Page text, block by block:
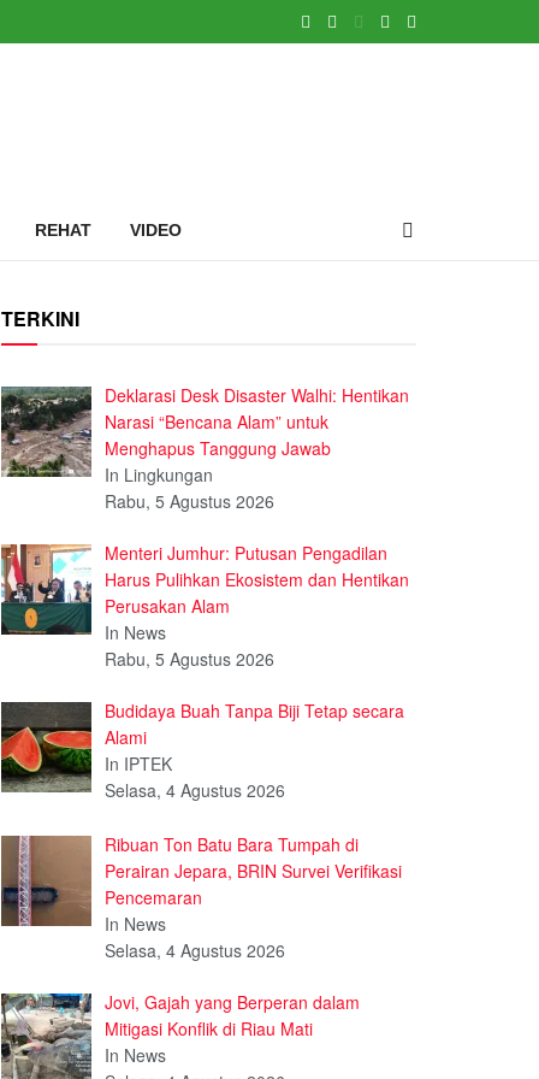
REHAT VIDEO
TERKINI
Deklarasi Desk Disaster Walhi: Hentikan
Narasi “Bencana Alam” untuk
Menghapus Tanggung Jawab
In Lingkungan
Rabu, 5 Agustus 2026
Menteri Jumhur: Putusan Pengadilan
Harus Pulihkan Ekosistem dan Hentikan
Perusakan Alam
In News
Rabu, 5 Agustus 2026
Budidaya Buah Tanpa Biji Tetap secara
Alami
In IPTEK
Selasa, 4 Agustus 2026
Ribuan Ton Batu Bara Tumpah di
Perairan Jepara, BRIN Survei Verifikasi
Pencemaran
In News
Selasa, 4 Agustus 2026
Jovi, Gajah yang Berperan dalam
Mitigasi Konflik di Riau Mati
In News